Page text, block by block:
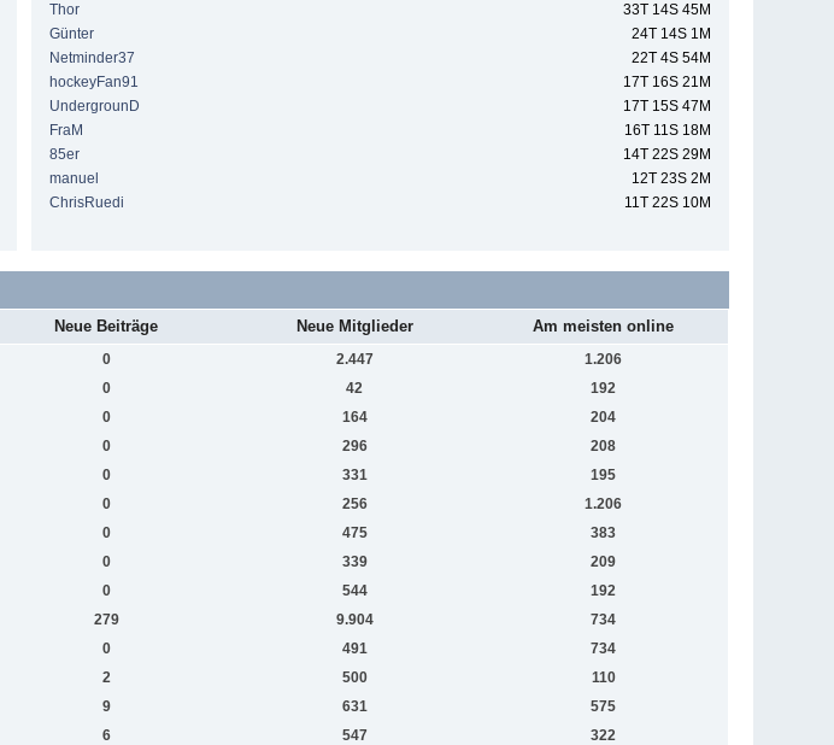
Thor
33T 14S 45M
Günter
24T 14S 1M
Netminder37
22T 4S 54M
hockeyFan91
17T 16S 21M
UndergrounD
17T 15S 47M
FraM
16T 11S 18M
85er
14T 22S 29M
manuel
12T 23S 2M
ChrisRuedi
11T 22S 10M
Neue Beiträge Neue Mitglieder Am meisten online
0 2.447
1.206
0 42
192
0 164
204
0 296
208
0 331
195
0 256
1.206
0 475
383
0 339
209
0 544
192
279 9.904
734
0 491
734
2 500
110
9 631
575
6 547
322